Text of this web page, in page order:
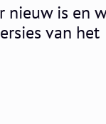
nieuw is en
van het